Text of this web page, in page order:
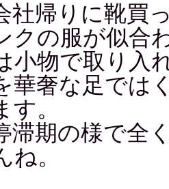
社帰りに靴買
クの服が似合
小物で取り入
華奢な足では
す。
滞期の様で全
ね。